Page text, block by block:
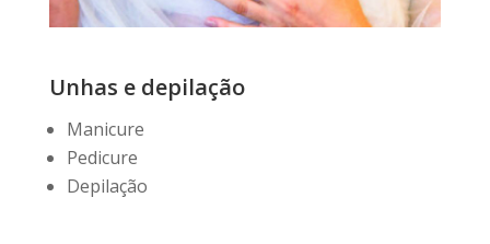
Unhas e depilação
Manicure
Pedicure
Depilação